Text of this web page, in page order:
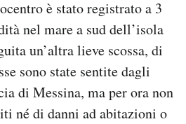
è stato registrato a 3
nel mare a sud dell’isola
un’altra lieve scossa, di
sono state sentite dagli
di Messina, ma per ora non
né di danni ad abitazioni o